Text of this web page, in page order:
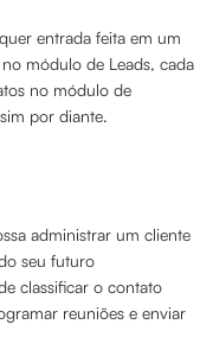
entrada feita em um
módulo de Leads, cada
no módulo de
por diante.
administrar um cliente
seu futuro
classificar o contato
reuniões e enviar